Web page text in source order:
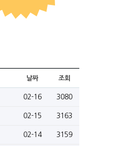
날짜 조회
02-16 3080
02-15 3163
02-14 3159